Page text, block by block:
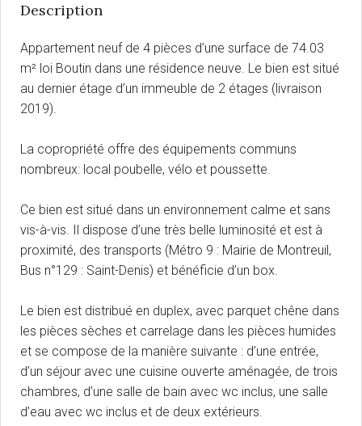
Description
Appartement neuf de 4 pièces d’une surface de 74.03
m² loi Boutin dans une résidence neuve. Le bien est situé
au dernier étage d’un immeuble de 2 étages (livraison
2019).
La copropriété offre des équipements communs
nombreux: local poubelle, vélo et poussette.
Ce bien est situé dans un environnement calme et sans
vis-à-vis. Il dispose d’une très belle luminosité et est à
proximité, des transports (Métro 9 : Mairie de Montreuil,
Bus n°129 : Saint-Denis) et bénéficie d’un box.
Le bien est distribué en duplex, avec parquet chêne dans
les pièces sèches et carrelage dans les pièces humides
et se compose de la manière suivante : d’une entrée,
d’un séjour avec une cuisine ouverte aménagée, de trois
chambres, d’une salle de bain avec wc inclus, une salle
d’eau avec wc inclus et de deux extérieurs.